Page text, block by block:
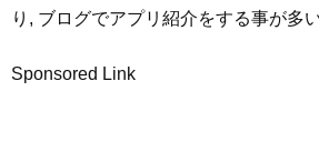
り, ブログでアプリ紹介をする事が多
Sponsored Link